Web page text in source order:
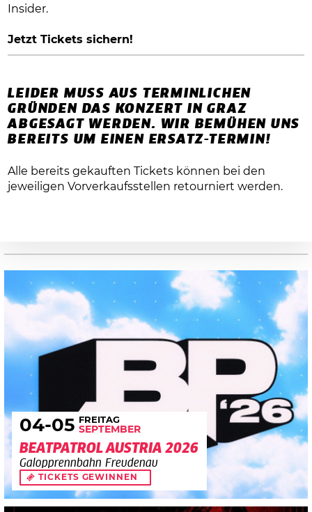
Insider.
Jetzt Tickets sichern!
LEIDER MUSS AUS TERMINLICHEN
GRÜNDEN DAS KONZERT IN GRAZ
ABGESAGT WERDEN. WIR BEMÜHEN UNS
BEREITS UM EINEN ERSATZ-TERMIN!
Alle bereits gekauften Tickets können bei den
jeweiligen Vorverkaufsstellen retourniert werden.
04-05 FREITAG
SEPTEMBER
BEATPATROL AUSTRIA 2026
Galopprennbahn Freudenau
TICKETS GEWINNEN